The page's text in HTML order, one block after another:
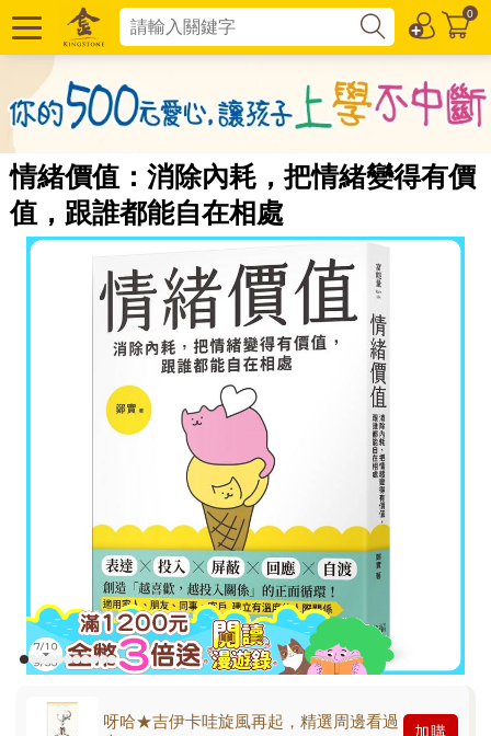
0
情緒價值：消除內耗，把情緒變得有價
值，跟誰都能自在相處
呀哈★吉伊卡哇旋風再起，精選周邊看過
加購